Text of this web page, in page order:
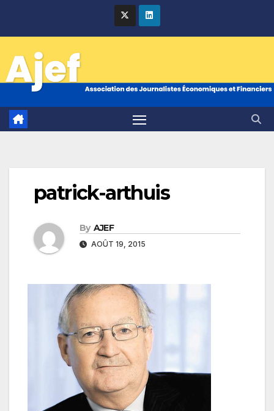
patrick-arthuis
By AJEF
AOÛT 19, 2015